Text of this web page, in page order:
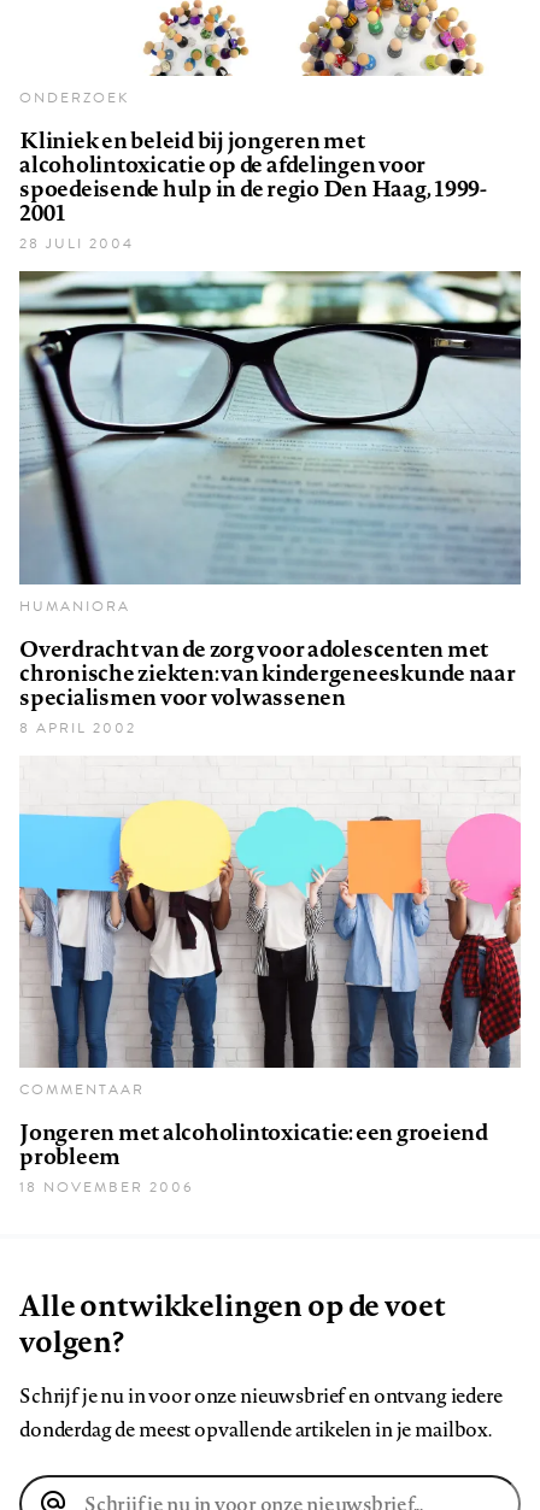
ONDERZOEK
Kliniek en beleid bij jongeren met
alcoholintoxicatie op de afdelingen voor
spoedeisende hulp in de regio Den Haag, 1999-
2001
28 JULI 2004
HUMANIORA
Overdracht van de zorg voor adolescenten met
chronische ziekten: van kindergeneeskunde naar
specialismen voor volwassenen
8 APRIL 2002
COMMENTAAR
Jongeren met alcoholintoxicatie: een groeiend
probleem
18 NOVEMBER 2006
Alle ontwikkelingen op de voet
volgen?
Schrijf je nu in voor onze nieuwsbrief en ontvang iedere
donderdag de meest opvallende artikelen in je mailbox.